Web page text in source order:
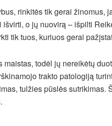
rinkitės tik gerai žinomus,
o jų nuovirą – išpilti
tik tuos, kuriuos gerai
todėl jų nereikėtų
trakto patologiją
tulžies pūslės